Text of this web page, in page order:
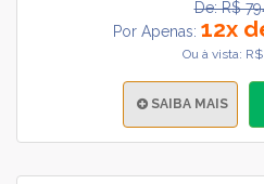
De: R$
Por Apenas: 12x
Ou à vista:
SAIBA MAIS